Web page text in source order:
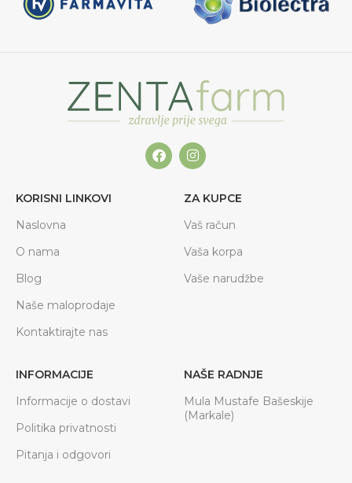
KORISNI LINKOVI
Naslovna
O nama
Blog
Naše maloprodaje
Kontaktirajte nas
ZA KUPCE
Vaš račun
Vaša korpa
Vaše narudžbe
INFORMACIJE
Informacije o dostavi
Politika privatnosti
Pitanja i odgovori
NAŠE RADNJE
Mula Mustafe Bašeskije
(Markale)